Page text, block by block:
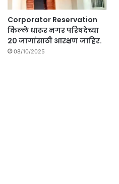
Corporator Reservation
किल्ले धारूर नगर परिषदेच्या
20 जागांसाठी आरक्षण जाहिर.
08/10/2025